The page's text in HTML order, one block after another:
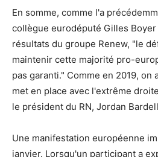
En somme, comme l'a
collègue eurodéputé Gilles
résultats du groupe Renew, "le
maintenir cette majorité pro-
pas garanti." Comme en 2019, on
met en place avec l'extrême
le président du RN, Jordan
Une manifestation européenne
janvier. Lorsqu'un participant a